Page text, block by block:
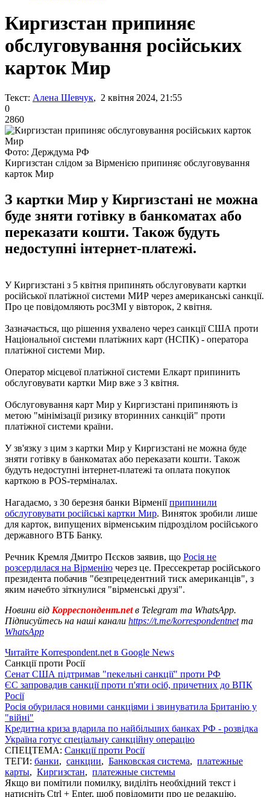
Киргизстан припиняє
обслуговування російських
карток Мир
Текст: Алена Шевчук, 2 квітня 2024, 21:55
0
2860
Фото: Держдума РФ
Киргизстан слідом за Вірменією припиняє обслуговування
карток Мир
З картки Мир у Киргизстані не можна
буде зняти готівку в банкоматах або
переказати кошти. Також будуть
недоступні інтернет-платежі.
У Киргизстані з 5 квітня припинять обслуговувати картки
російської платіжної системи МИР через американські санкції.
Про це повідомляють росЗМІ у вівторок, 2 квітня.
Зазначається, що рішення ухвалено через санкції США проти
Національної системи платіжних карт (НСПК) - оператора
платіжної системи Мир.
Оператор місцевої платіжної системи Елкарт припинить
обслуговувати картки Мир вже з 3 квітня.
Обслуговування карт Мир у Киргизстані припиняють із
метою "мінімізації ризику вторинних санкцій" проти
платіжної системи країни.
У зв'язку з цим з картки Мир у Киргизстані не можна буде
зняти готівку в банкоматах або переказати кошти. Також
будуть недоступні інтернет-платежі та оплата покупок
карткою в POS-терміналах.
Нагадаємо, з 30 березня банки Вірменіїприпинили
обслуговувати російські картки Мир. Виняток зробили лише
для карток, випущених вірменським підрозділом російського
державного ВТБ Банку.
Речник Кремля Дмитро Пєсков заявив, що Росія не
розсердилася на Вірменію через це. Прессекретар російського
президента побачив "безпрецедентний тиск американців", з
яким начебто зіткнулися "вірменські друзі".
Новини від Корреспондент.netв Telegram та WhatsApp.
Підписуйтесь на наші канали https://t.me/korrespondentnetта
WhatsApp
Читайте Korrespondent.net в Google News
Санкції проти Росії
Сенат США підтримав "пекельні санкції" проти РФ
ЄС запровадив санкції проти п'яти осіб, причетних до ВПК
Росії
Росія обурилася новими санкціями і звинуватила Британію у
"війні"
Кредитна криза вдарила по найбільших банках РФ - розвідка
Україна готує спеціальну санкційну операцію
СПЕЦТЕМА: Санкції проти Росії
ТЕГИ: банки, санкции, Банковская система, платежные
карты, Киргизстан, платежные системы
Якщо ви помітили помилку, виділіть необхідний текст і
натисніть Ctrl + Enter, щоб повідомити про це редакцію.